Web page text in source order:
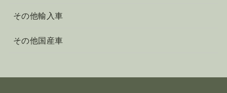
その他輸入車
その他国産車